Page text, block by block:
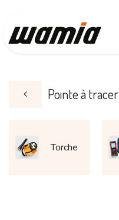
Pointe à tracer
Torche